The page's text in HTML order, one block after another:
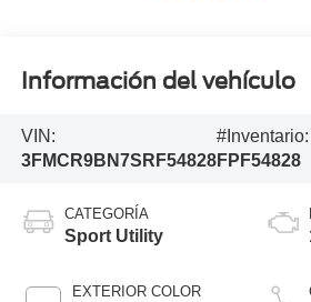
Información del vehículo
VIN:
3FMCR9BN7SRF54828
#Inventario:
FPF54828
CATEGORÍA
Sport Utility
EXTERIOR COLOR